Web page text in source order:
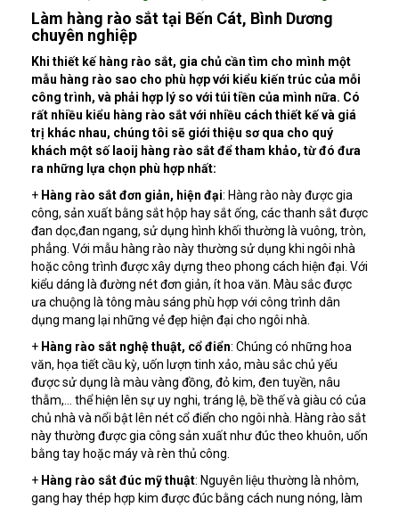
Làm hàng rào sắt tại Bến Cát, Bình Dương
chuyên nghiệp
Khi thiết kế hàng rào sắt, gia chủ cần tìm cho mình một
mẫu hàng rào sao cho phù hợp với kiểu kiến trúc của mỗi
công trình, và phải hợp lý so với túi tiền của mình nữa. Có
rất nhiều kiểu hàng rào sắt với nhiều cách thiết kế và giá
trị khác nhau, chúng tôi sẽ giới thiệu sơ qua cho quý
khách một số laoij hàng rào sắt để tham khảo, từ đó đưa
ra những lựa chọn phù hợp nhất:
+ Hàng rào sắt đơn giản, hiện đại: Hàng rào này được gia
công, sản xuất bằng sắt hộp hay sắt ống, các thanh sắt được
đan dọc,đan ngang, sử dụng hình khối thường là vuông, tròn,
phẳng. Với mẫu hàng rào này thường sử dụng khi ngôi nhà
hoặc công trình được xây dựng theo phong cách hiện đại. Với
kiểu dáng là đường nét đơn giản, ít hoa văn. Màu sắc được
ưa chuộng là tông màu sáng phù hợp với công trình dân
dụng mang lại những vẻ đẹp hiện đại cho ngôi nhà.
+ Hàng rào sắt nghệ thuật, cổ điển: Chúng có những hoa
văn, họa tiết cầu kỳ, uốn lượn tinh xảo, màu sắc chủ yếu
được sử dụng là màu vàng đồng, đỏ kim, đen tuyền, nâu
thẫm,… thể hiện lên sự uy nghi, tráng lệ, bề thế và giàu có của
chủ nhà và nổi bật lên nét cổ điển cho ngôi nhà. Hàng rào sắt
này thường được gia công sản xuất như đúc theo khuôn, uốn
bằng tay hoặc máy và rèn thủ công.
+ Hàng rào sắt đúc mỹ thuật: Nguyên liệu thường là nhôm,
gang hay thép hợp kim được đúc bằng cách nung nóng, làm